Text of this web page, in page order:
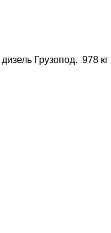
дизель Грузопод. 978 кг